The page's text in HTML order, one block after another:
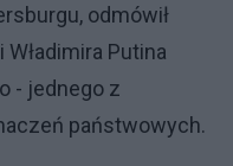
odmówił
Putina
- jednego z
państwowych.